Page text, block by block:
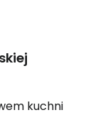
kuchni